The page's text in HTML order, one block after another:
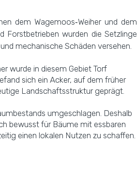
dem Wagemoos‑Weiher und dem
Forstbetrieben wurden die Setzlinge
mechanische Schäden versehen.
wurde in diesem Gebiet Torf
sich ein Acker, auf dem früher
Landschaftsstruktur geprägt.
umgeschlagen. Deshalb
bewusst für Bäume mit essbaren
einen lokalen Nutzen zu schaffen.